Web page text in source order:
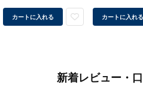
カートに入れる カートに入れる
新着レビュー・